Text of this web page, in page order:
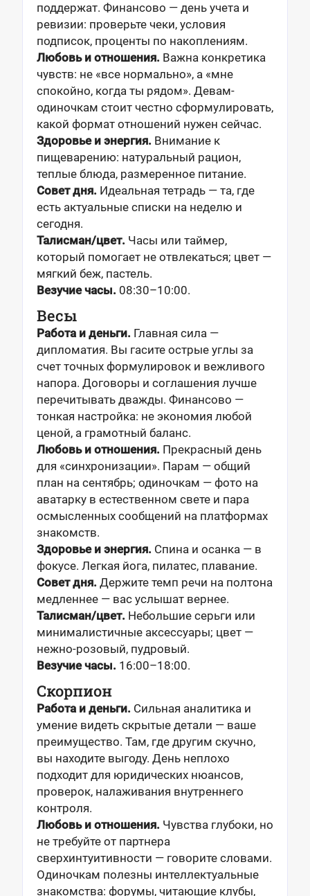
поддержат. Финансово — день учета и
ревизии: проверьте чеки, условия
подписок, проценты по накоплениям.
Любовь и отношения. Важна конкретика
чувств: не «все нормально», а «мне
спокойно, когда ты рядом». Девам-
одиночкам стоит честно сформулировать,
какой формат отношений нужен сейчас.
Здоровье и энергия. Внимание к
пищеварению: натуральный рацион,
теплые блюда, размеренное питание.
Совет дня. Идеальная тетрадь — та, где
есть актуальные списки на неделю и
сегодня.
Талисман/цвет. Часы или таймер,
который помогает не отвлекаться; цвет —
мягкий беж, пастель.
Везучие часы. 08:30–10:00.
Весы
Работа и деньги. Главная сила —
дипломатия. Вы гасите острые углы за
счет точных формулировок и вежливого
напора. Договоры и соглашения лучше
перечитывать дважды. Финансово —
тонкая настройка: не экономия любой
ценой, а грамотный баланс.
Любовь и отношения. Прекрасный день
для «синхронизации». Парам — общий
план на сентябрь; одиночкам — фото на
аватарку в естественном свете и пара
осмысленных сообщений на платформах
знакомств.
Здоровье и энергия. Спина и осанка — в
фокусе. Легкая йога, пилатес, плавание.
Совет дня. Держите темп речи на полтона
медленнее — вас услышат вернее.
Талисман/цвет. Небольшие серьги или
минималистичные аксессуары; цвет —
нежно-розовый, пудровый.
Везучие часы. 16:00–18:00.
Скорпион
Работа и деньги. Сильная аналитика и
умение видеть скрытые детали — ваше
преимущество. Там, где другим скучно,
вы находите выгоду. День неплохо
подходит для юридических нюансов,
проверок, налаживания внутреннего
контроля.
Любовь и отношения. Чувства глубоки, но
не требуйте от партнера
сверхинтуитивности — говорите словами.
Одиночкам полезны интеллектуальные
знакомства: форумы, читающие клубы,